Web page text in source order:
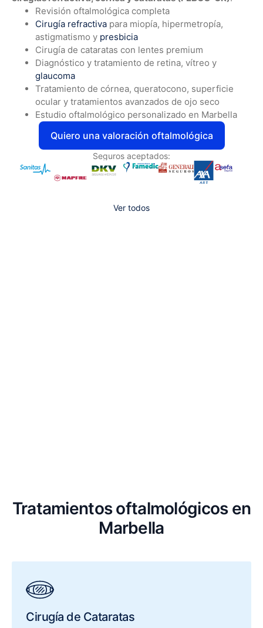
Revisión oftalmológica completa
Cirugía refractiva para miopía, hipermetropía,
astigmatismo y presbicia
Cirugía de cataratas con lentes premium
Diagnóstico y tratamiento de retina, vítreo y
glaucoma
Tratamiento de córnea, queratocono, superficie
ocular y tratamientos avanzados de ojo seco
Estudio oftalmológico personalizado en Marbella
Quiero una valoración oftalmológica
Seguros aceptados:
Ver todos
Tratamientos oftalmológicos en
Marbella
Cirugía de Cataratas